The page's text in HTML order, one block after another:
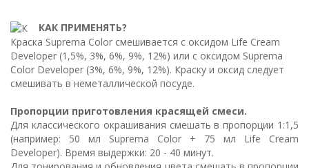
КАК ПРИМЕНЯТЬ?
Краска Suprema Color смешивается с оксидом Life Cream
Developer (1,5%, 3%, 6%, 9%, 12%) или с оксидом Suprema
Color Developer (3%, 6%, 9%, 12%). Краску и оксид следует
смешивать в неметаллической посуде.
Пропорции приготовления красящей смеси.
Для классического окрашивания смешать в пропорции 1:1,5
(например: 50 мл Suprema Color + 75 мл Life Cream
Developer). Время выдержки: 20 - 40 минут.